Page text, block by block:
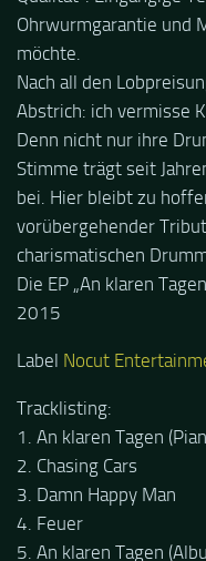
Ohrwurmgarantie und
möchte.
Nach all den
Abstrich: ich vermisse
Denn nicht nur ihre
Stimme trägt seit
bei. Hier bleibt zu
vorübergehender
charismatischen
Die EP „An klaren
2015
Label Nocut
Tracklisting:
1. An klaren Tagen
2. Chasing Cars
3. Damn Happy Man
4. Feuer
5. An klaren Tagen